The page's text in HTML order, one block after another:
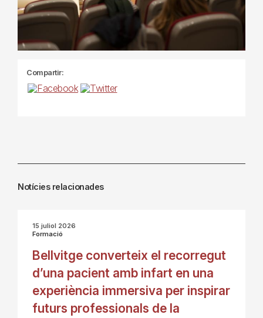
Compartir:
Notícies relacionades
15 juliol 2026
Formació
Bellvitge converteix el recorregut
d’una pacient amb infart en una
experiència immersiva per inspirar
futurs professionals de la